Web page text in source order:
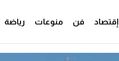
إقتصاد فن منوعات رياضة